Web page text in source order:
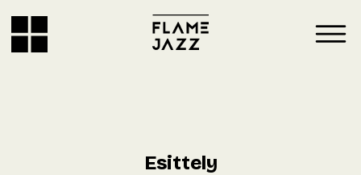
Esittely